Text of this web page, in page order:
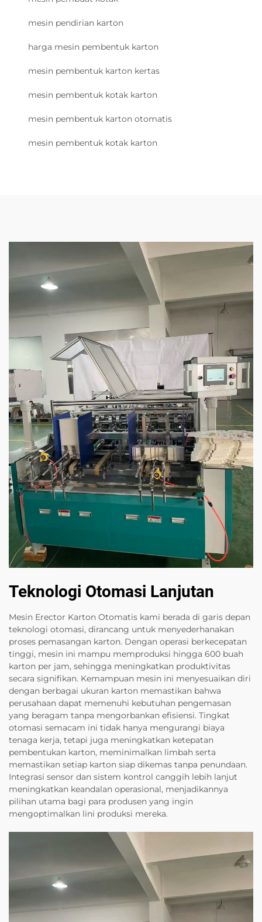
mesin pendirian karton
harga mesin pembentuk karton
mesin pembentuk karton kertas
mesin pembentuk kotak karton
mesin pembentuk karton otomatis
mesin pembentuk kotak karton
Teknologi Otomasi Lanjutan
Mesin Erector Karton Otomatis kami berada di garis depan
teknologi otomasi, dirancang untuk menyederhanakan
proses pemasangan karton. Dengan operasi berkecepatan
tinggi, mesin ini mampu memproduksi hingga 600 buah
karton per jam, sehingga meningkatkan produktivitas
secara signifikan. Kemampuan mesin ini menyesuaikan diri
dengan berbagai ukuran karton memastikan bahwa
perusahaan dapat memenuhi kebutuhan pengemasan
yang beragam tanpa mengorbankan efisiensi. Tingkat
otomasi semacam ini tidak hanya mengurangi biaya
tenaga kerja, tetapi juga meningkatkan ketepatan
pembentukan karton, meminimalkan limbah serta
memastikan setiap karton siap dikemas tanpa penundaan.
Integrasi sensor dan sistem kontrol canggih lebih lanjut
meningkatkan keandalan operasional, menjadikannya
pilihan utama bagi para produsen yang ingin
mengoptimalkan lini produksi mereka.